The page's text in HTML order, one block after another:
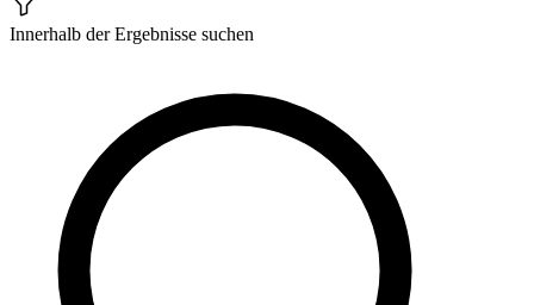
Innerhalb der Ergebnisse suchen